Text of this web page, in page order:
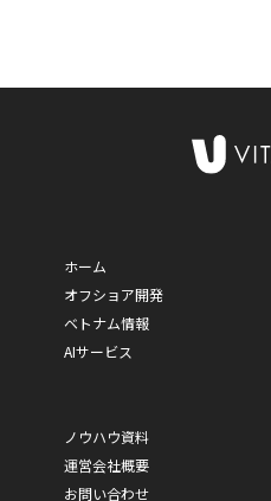
ホーム
オフショア開発
ベトナム情報
AIサービス
ノウハウ資料
運営会社概要
お問い合わせ